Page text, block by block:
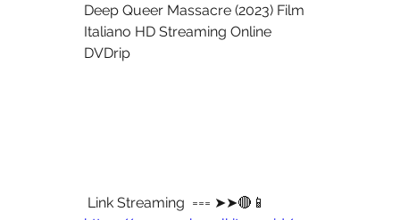
Deep Queer Massacre (2023) Film
Italiano HD Streaming Online
DVDrip